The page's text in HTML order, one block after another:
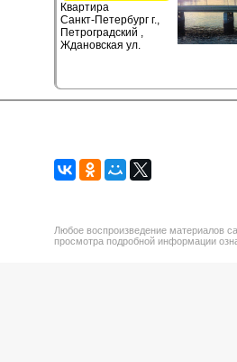
Квартира
Санкт-Петербург г.,
Петроградский ,
Ждановская ул.
Любое воспроизведение материалов
просмотра подробной информации